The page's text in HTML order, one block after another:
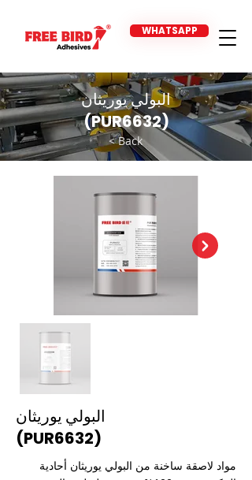
WHATSAPP
البولي يوريثان
(PUR6632)
< Back
البولي يوريثان
(PUR6632)
مواد لاصقة ساخنة من البولي يوريثان أحادية